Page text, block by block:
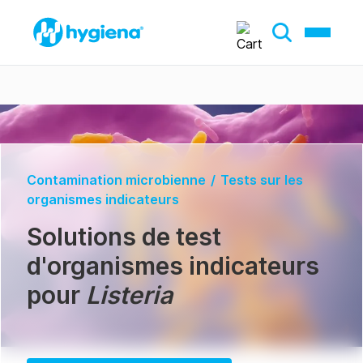
Contamination microbienne / Tests sur les
organismes indicateurs
Solutions de test
d'organismes indicateurs
pour Listeria